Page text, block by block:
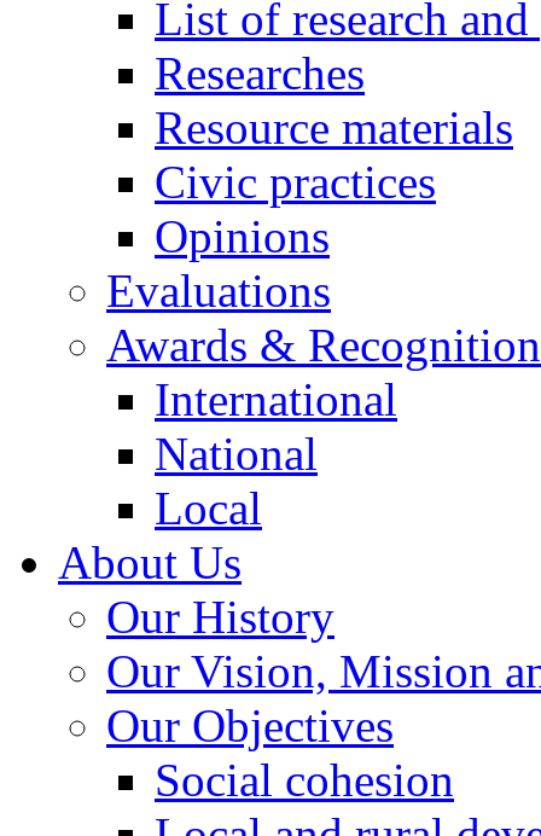
List of research
Researches
Resource materials
Civic practices
Opinions
Evaluations
Awards &
International
National
Local
About Us
Our History
Our Vision, Mission
Our Objectives
Social cohesion